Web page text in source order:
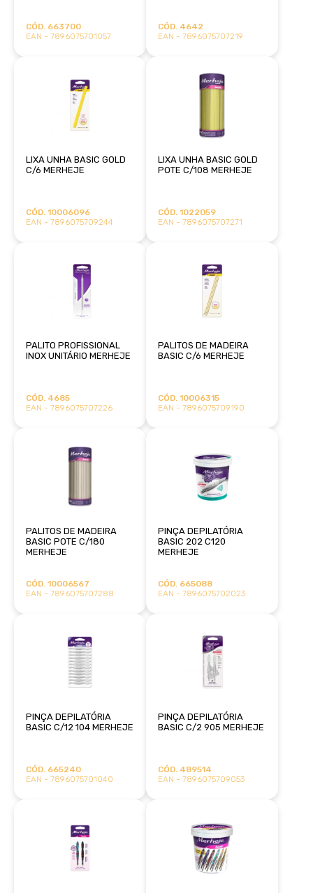
CÓD. 663700
EAN - 7896075701057
CÓD. 4642
EAN - 7896075707219
LIXA UNHA BASIC GOLD
C/6 MERHEJE
CÓD. 10006096
EAN - 7896075709244
LIXA UNHA BASIC GOLD
POTE C/108 MERHEJE
CÓD. 1022059
EAN - 7896075707271
PALITO PROFISSIONAL
INOX UNITÁRIO MERHEJE
CÓD. 4685
EAN - 7896075707226
PALITOS DE MADEIRA
BASIC C/6 MERHEJE
CÓD. 10006315
EAN - 7896075709190
PALITOS DE MADEIRA
BASIC POTE C/180
MERHEJE
CÓD. 10006567
EAN - 7896075707288
PINÇA DEPILATÓRIA
BASIC 202 C120
MERHEJE
CÓD. 665088
EAN - 7896075702023
PINÇA DEPILATÓRIA
BASIC C/12 104 MERHEJE
CÓD. 665240
EAN - 7896075701040
PINÇA DEPILATÓRIA
BASIC C/2 905 MERHEJE
CÓD. 489514
EAN - 7896075709053